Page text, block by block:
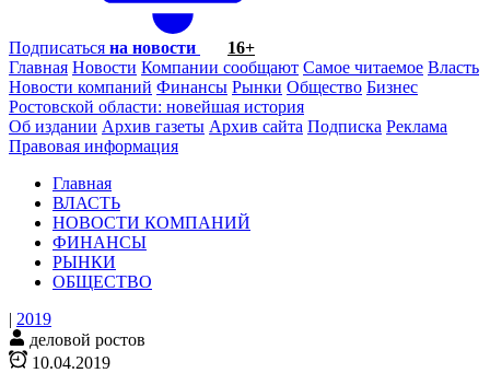
Подписаться на новости
16+
Главная Новости Компании сообщают Самое читаемое Власть
Новости компаний Финансы Рынки Общество Бизнес
Ростовской области: новейшая история
Об издании Архив газеты Архив сайта Подписка Реклама
Правовая информация
Главная
ВЛАСТЬ
НОВОСТИ КОМПАНИЙ
ФИНАНСЫ
РЫНКИ
ОБЩЕСТВО
| 2019
деловой ростов
10.04.2019